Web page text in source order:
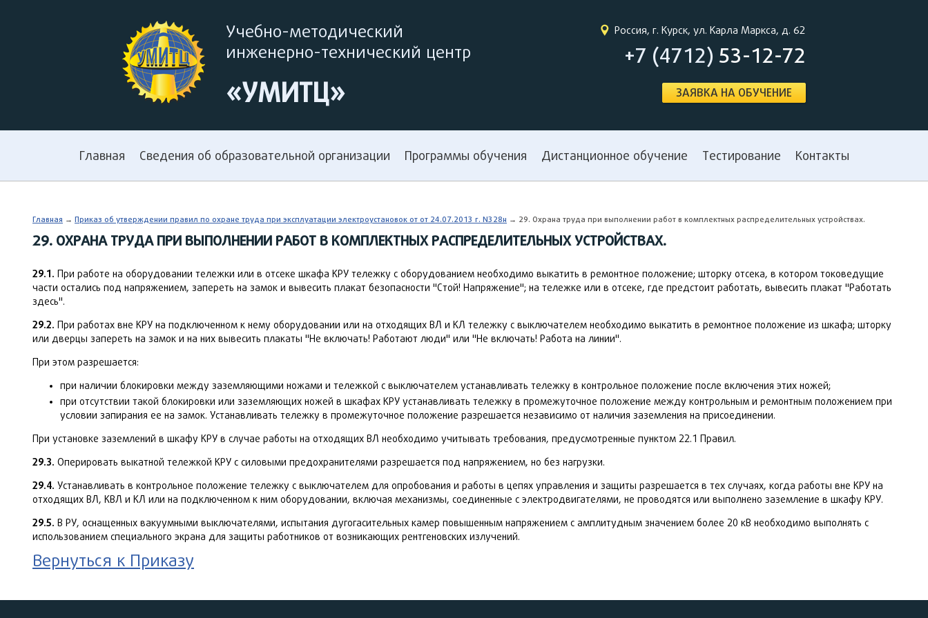
Учебно-методический
инженерно-технический центр
«УМИТЦ»
Россия, г. Курск, ул. Карла Маркса, д. 62
+7 (4712) 53-12-72
ЗАЯВКА НА ОБУЧЕНИЕ
Главная Сведения об образовательной организации Программы обучения Дистанционное обучение Тестирование Контакты
Главная → Приказ об утверждении правил по охране труда при эксплуатации электроустановок от от 24.07.2013 г. N328н → 29. Охрана труда при выполнении работ в комплектных распределительных устройствах.
29. ОХРАНА ТРУДА ПРИ ВЫПОЛНЕНИИ РАБОТ В КОМПЛЕКТНЫХ РАСПРЕДЕЛИТЕЛЬНЫХ УСТРОЙСТВАХ.
29.1. При работе на оборудовании тележки или в отсеке шкафа КРУ тележку с оборудованием необходимо выкатить в ремонтное положение; шторку отсека, в котором токоведущие
части остались под напряжением, запереть на замок и вывесить плакат безопасности "Стой! Напряжение"; на тележке или в отсеке, где предстоит работать, вывесить плакат "Работать
здесь".
29.2. При работах вне КРУ на подключенном к нему оборудовании или на отходящих ВЛ и КЛ тележку с выключателем необходимо выкатить в ремонтное положение из шкафа; шторку
или дверцы запереть на замок и на них вывесить плакаты "Не включать! Работают люди" или "Не включать! Работа на линии".
При этом разрешается:
при наличии блокировки между заземляющими ножами и тележкой с выключателем устанавливать тележку в контрольное положение после включения этих ножей;
при отсутствии такой блокировки или заземляющих ножей в шкафах КРУ устанавливать тележку в промежуточное положение между контрольным и ремонтным положением при
условии запирания ее на замок. Устанавливать тележку в промежуточное положение разрешается независимо от наличия заземления на присоединении.
При установке заземлений в шкафу КРУ в случае работы на отходящих ВЛ необходимо учитывать требования, предусмотренные пунктом 22.1 Правил.
29.3. Оперировать выкатной тележкой КРУ с силовыми предохранителями разрешается под напряжением, но без нагрузки.
29.4. Устанавливать в контрольное положение тележку с выключателем для опробования и работы в цепях управления и защиты разрешается в тех случаях, когда работы вне КРУ на
отходящих ВЛ, КВЛ и КЛ или на подключенном к ним оборудовании, включая механизмы, соединенные с электродвигателями, не проводятся или выполнено заземление в шкафу КРУ.
29.5. В РУ, оснащенных вакуумными выключателями, испытания дугогасительных камер повышенным напряжением с амплитудным значением более 20 кВ необходимо выполнять с
использованием специального экрана для защиты работников от возникающих рентгеновских излучений.
Вернуться к Приказу